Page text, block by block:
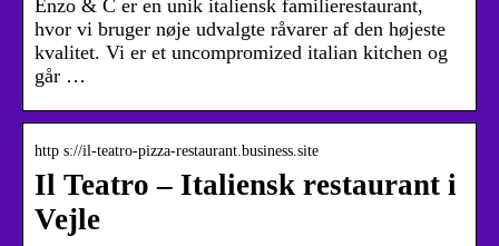
Enzo & C er en unik italiensk familierestaurant,
hvor vi bruger nøje udvalgte råvarer af den højeste
kvalitet. Vi er et uncompromized italian kitchen og
går …
http s://il-teatro-pizza-restaurant.business.site
Il Teatro – Italiensk restaurant i
Vejle